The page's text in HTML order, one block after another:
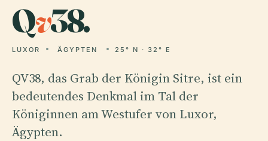
Qv38.
LUXOR ÄGYPTEN 25° N · 32° E
QV38, das Grab der Königin Sitre, ist ein
bedeutendes Denkmal im Tal der
Königinnen am Westufer von Luxor,
Ägypten.